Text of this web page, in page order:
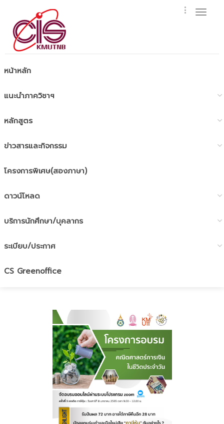
หน้าหลัก
แนะนำภาควิชาฯ
หลักสูตร
ข่าวสารและกิจกรรม
โครงการพิเศษ(สองภาษา)
ดาวน์โหลด
บริการนักศึกษา/บุคลากร
ระเบียบ/ประกาศ
CS Greenoffice